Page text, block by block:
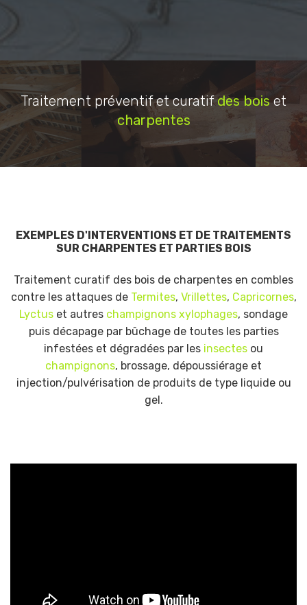
Traitement préventif et curatifdes boiset
charpentes
EXEMPLES D'INTERVENTIONS ET DE TRAITEMENTS
SUR CHARPENTES ET PARTIES BOIS
Traitement curatif des bois de charpentes en combles
contre les attaques de Termites, Vrillettes, Capricornes,
Lyctus et autres champignons xylophages, sondage
puis décapage par bûchage de toutes les parties
infestées et dégradées par les insectes ou
champignons, brossage, dépoussiérage et
injection/pulvérisation de produits de type liquide ou
gel.